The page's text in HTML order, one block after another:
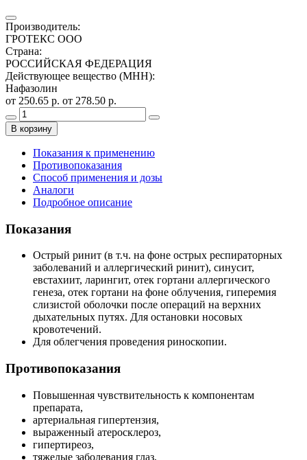
Производитель:
ГРОТЕКС ООО
Страна:
РОССИЙСКАЯ ФЕДЕРАЦИЯ
Действующее вещество (МНН):
Нафазолин
от 250.65 р. от 278.50 р.
В корзину
Показания к применению
Противопоказания
Способ применения и дозы
Аналоги
Подробное описание
Показания
Острый ринит (в т.ч. на фоне острых респираторных
заболеваний и аллергический ринит), синусит,
евстахиит, ларингит, отек гортани аллергического
генеза, отек гортани на фоне облучения, гиперемия
слизистой оболочки после операций на верхних
дыхательных путях. Для остановки носовых
кровотечений.
Для облегчения проведения риноскопии.
Противопоказания
Повышенная чувствительность к компонентам
препарата,
артериальная гипертензия,
выраженный атеросклероз,
гипертиреоз,
тяжелые заболевания глаз,